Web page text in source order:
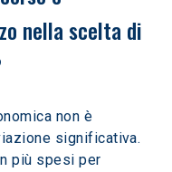
nella scelta di
non è
significativa.
più spesi per